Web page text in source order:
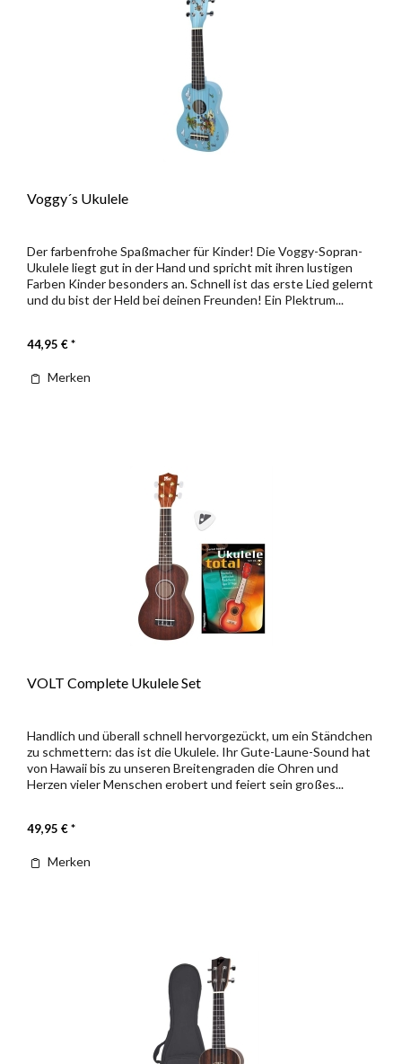
Voggy´s Ukulele
Der farbenfrohe Spaßmacher für Kinder! Die Voggy-Sopran-
Ukulele liegt gut in der Hand und spricht mit ihren lustigen
Farben Kinder besonders an. Schnell ist das erste Lied gelernt
und du bist der Held bei deinen Freunden! Ein Plektrum...
44,95 € *
Merken
VOLT Complete Ukulele Set
Handlich und überall schnell hervorgezückt, um ein Ständchen
zu schmettern: das ist die Ukulele. Ihr Gute-Laune-Sound hat
von Hawaii bis zu unseren Breitengraden die Ohren und
Herzen vieler Menschen erobert und feiert sein großes...
49,95 € *
Merken